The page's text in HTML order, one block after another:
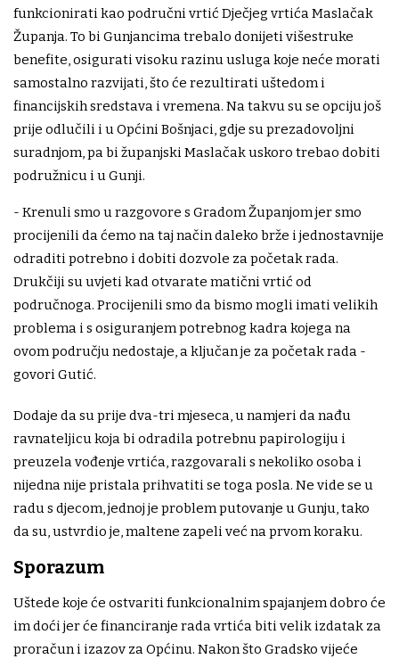
funkcionirati kao područni vrtić Dječjeg vrtića Maslačak
Županja. To bi Gunjancima trebalo donijeti višestruke
benefite, osigurati visoku razinu usluga koje neće morati
samostalno razvijati, što će rezultirati uštedom i
financijskih sredstava i vremena. Na takvu su se opciju još
prije odlučili i u Općini Bošnjaci, gdje su prezadovoljni
suradnjom, pa bi županjski Maslačak uskoro trebao dobiti
podružnicu i u Gunji.
- Krenuli smo u razgovore s Gradom Županjom jer smo
procijenili da ćemo na taj način daleko brže i jednostavnije
odraditi potrebno i dobiti dozvole za početak rada.
Drukčiji su uvjeti kad otvarate matični vrtić od
područnoga. Procijenili smo da bismo mogli imati velikih
problema i s osiguranjem potrebnog kadra kojega na
ovom području nedostaje, a ključan je za početak rada -
govori Gutić.
Dodaje da su prije dva-tri mjeseca, u namjeri da nađu
ravnateljicu koja bi odradila potrebnu papirologiju i
preuzela vođenje vrtića, razgovarali s nekoliko osoba i
nijedna nije pristala prihvatiti se toga posla. Ne vide se u
radu s djecom, jednoj je problem putovanje u Gunju, tako
da su, ustvrdio je, maltene zapeli već na prvom koraku.
Sporazum
Uštede koje će ostvariti funkcionalnim spajanjem dobro će
im doći jer će financiranje rada vrtića biti velik izdatak za
proračun i izazov za Općinu. Nakon što Gradsko vijeće